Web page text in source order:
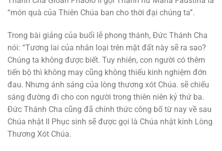
“món quà của Thiên Chúa ban cho thời đại chúng ta”.
Trong bài giảng của buổi lễ phong thánh, Ðức Thánh Cha
nói: “Tương lai của nhân loại trên mặt đất này sẽ ra sao?
Chúng ta không được biết. Tuy nhiên, con người có thêm
tiến bộ thì không may cũng không thiếu kinh nghiệm đớn
đau. Nhưng ánh sáng của lòng thương xót Chúa. sẽ chiếu
sáng đường đi cho con người trong thiên niên kỷ thứ ba.
Ðức Thánh Cha cũng đã chính thức công bố từ nay về sau
Chúa nhật II Phục sinh sẽ được gọi là Chúa nhật kính Lòng
Thương Xót Chúa.